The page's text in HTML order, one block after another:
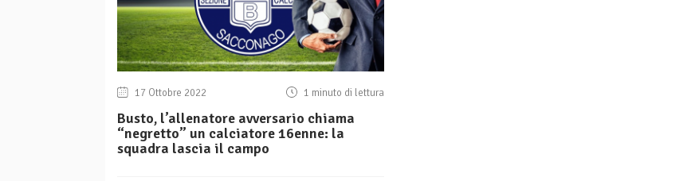
17 Ottobre 2022 1 minuto di lettura
Busto, l’allenatore avversario chiama
“negretto” un calciatore 16enne: la
squadra lascia il campo